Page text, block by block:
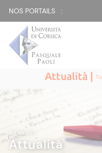
NOS PORTAILS :
Attualità |
ATTUALITÀ |
Attualità